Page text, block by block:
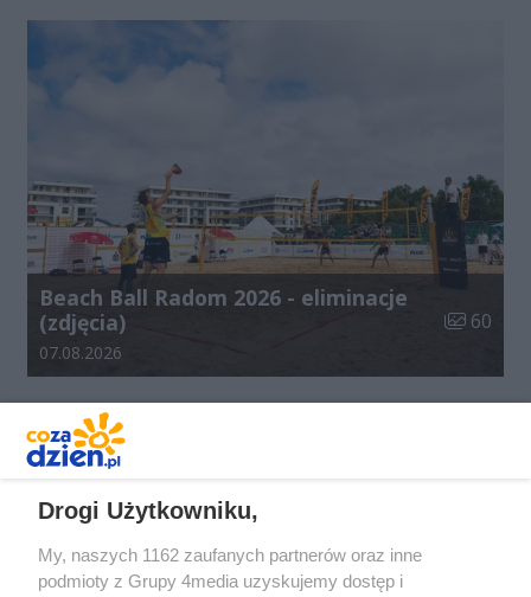
Beach Ball Radom 2026 - eliminacje
(zdjęcia)
Liczba
60
Data dodania galerii:
07.08.2026
Drogi Użytkowniku,
My, naszych 1162 zaufanych partnerów oraz inne
podmioty z Grupy 4media uzyskujemy dostęp i